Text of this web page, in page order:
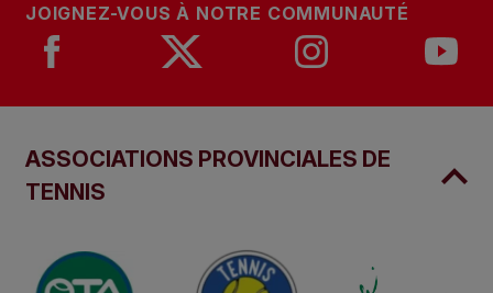
JOIGNEZ-VOUS À NOTRE COMMUNAUTÉ
ASSOCIATIONS PROVINCIALES DE
TENNIS